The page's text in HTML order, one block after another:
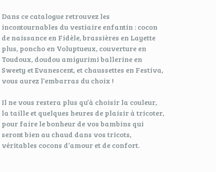
Dans ce catalogue retrouvez les
incontournables du vestiaire enfantin : cocon
de naissance en Fidèle, brassières en Layette
plus, poncho en Voluptueux, couverture en
Toudoux, doudou amigurimi ballerine en
Sweety et Evanescent, et chaussettes en Festiva,
vous aurez l’embarras du choix !
Il ne vous restera plus qu’à choisir la couleur,
la taille et quelques heures de plaisir à tricoter,
pour faire le bonheur de vos bambins qui
seront bien au chaud dans vos tricots,
véritables cocons d’amour et de confort.